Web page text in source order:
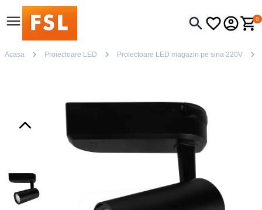
0
Acasa Proiectoare LED Proiectoare LED magazin pe sina 220V